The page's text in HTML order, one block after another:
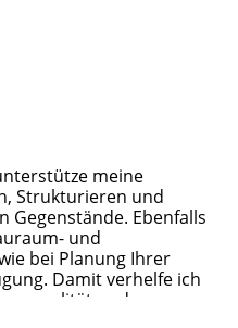
meine
Strukturieren und
Gegenstände. Ebenfalls
und
bei Planung Ihrer
Damit verhelfe ich
und